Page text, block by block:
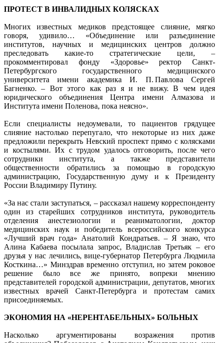
ПРОТЕСТ В ИНВАЛИДНЫХ КОЛЯСКАХ
Многих известных медиков предстоящее слияние, мягко
говоря, удивило… «Объединение или разъединение
институтов, научных и медицинских центров должно
преследовать какие-то стратегические цели, –
прокомментировал фонду «Здоровье» ректор Санкт-
Петербургского государственного медицинского
университета имени академика И. П. Павлова Сергей
Багненко. – Вот этого как раз я и не вижу. В чем идея
юридического объединения Центра имени Алмазова и
Института имени Поленова, пока неясно».
Если специалисты недоумевали, то пациентов грядущее
слияние настолько перепугало, что некоторые из них даже
предложили перекрыть Невский проспект прямо с колясками
и костылями. Их с трудом удалось отговорить, после чего
сотрудники института, а также представители
общественности обратились за помощью в городскую
администрацию, Государственную думу и к Президенту
России Владимиру Путину.
«За нас стали заступаться, – рассказал нашему корреспонденту
один из старейших сотрудников института, руководитель
отделения анестезиологии и реаниматологии, доктор
медицинских наук и победитель всероссийского конкурса
«Лучший врач года» Анатолий Кондратьев. – Я знаю, что
Алина Кабаева посылала запрос, Владислав Третьяк – его
друзья у нас лечились, вице-губернатор Петербурга Людмила
Косткина…» Минздрав временно отступил, но затем роковое
решение было все же принято, вопреки мнению
представителей городской администрации, депутатов, многих
известных врачей Санкт-Петербурга и протестам самих
присоединяемых.
ЭКОНОМИЯ НА «НЕРЕНТАБЕЛЬНЫХ» БОЛЬНЫХ
Насколько аргументированы возражения против